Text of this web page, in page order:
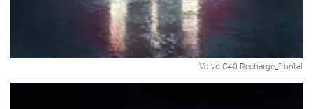
Volvo-C40-Recharge_frontal